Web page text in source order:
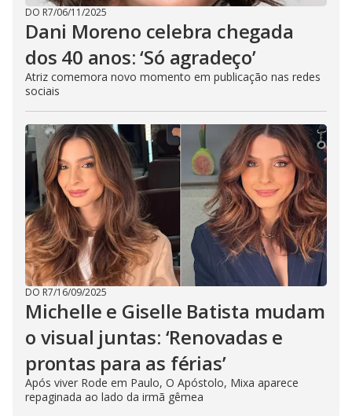
DO R7/06/11/2025
Dani Moreno celebra chegada
dos 40 anos: ‘Só agradeço’
Atriz comemora novo momento em publicação nas redes
sociais
DO R7/16/09/2025
Michelle e Giselle Batista mudam
o visual juntas: ‘Renovadas e
prontas para as férias’
Após viver Rode em Paulo, O Apóstolo, Mixa aparece
repaginada ao lado da irmã gêmea